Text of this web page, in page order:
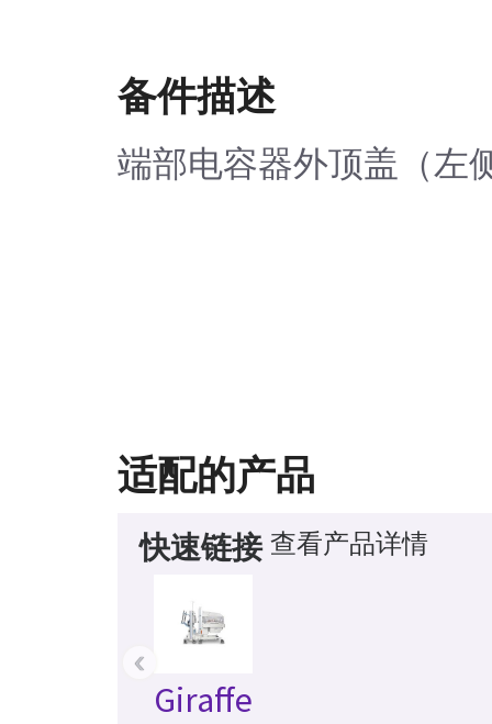
备件描述
端部电容器外顶盖（左
适配的产品
快速链接 查看产品详情
Giraffe
‹